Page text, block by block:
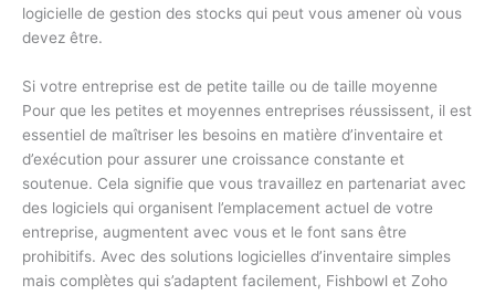
logicielle de gestion des stocks qui peut vous amener où vous
devez être.
Si votre entreprise est de petite taille ou de taille moyenne
Pour que les petites et moyennes entreprises réussissent, il est
essentiel de maîtriser les besoins en matière d’inventaire et
d’exécution pour assurer une croissance constante et
soutenue. Cela signifie que vous travaillez en partenariat avec
des logiciels qui organisent l’emplacement actuel de votre
entreprise, augmentent avec vous et le font sans être
prohibitifs. Avec des solutions logicielles d’inventaire simples
mais complètes qui s’adaptent facilement, Fishbowl et Zoho